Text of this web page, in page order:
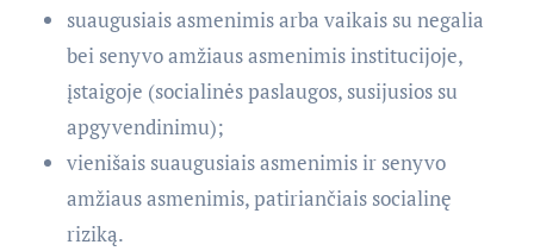
suaugusiais asmenimis arba vaikais su negalia
bei senyvo amžiaus asmenimis institucijoje,
įstaigoje (socialinės paslaugos, susijusios su
apgyvendinimu);
vienišais suaugusiais asmenimis ir senyvo
amžiaus asmenimis, patiriančiais socialinę
riziką.